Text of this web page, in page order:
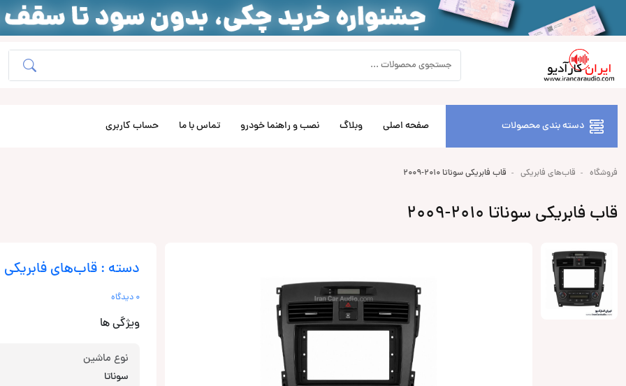
دسته بندی محصولات صفحه اصلی وبلاگ نصب و راهنما خودرو تماس با ما حساب کاربری
فروشگاه قاب‌های فابریکی قاب فابریکی سوناتا 2010-2009
قاب فابریکی سوناتا 2010-2009
دسته : قاب‌های فابریکی
0 دیدگاه
ویژگی ها
نوع ماشین
سوناتا